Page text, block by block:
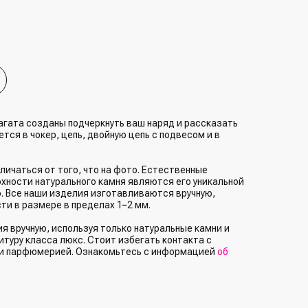
созданы подчеркнуть ваш наряд и рассказать
в чокер, цепь, двойную цепь с подвесом и в
от того, что на фото. Естественные
натурального камня являются его уникальной
Все наши изделия изготавливаются вручную,
в размере в пределах 1−2 мм.
используя только натуральные камни и
класса люкс. Стоит избегать контакта с
парфюмерией. Ознакомьтесь с информацией об